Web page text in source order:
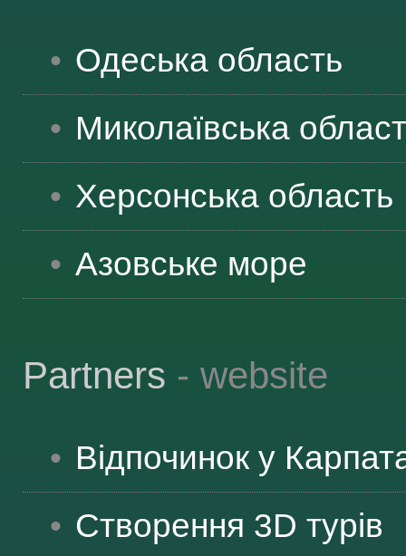
ОГОЛОШЕННЯ
ЯК ДОЇХАТИ
Одеська область
Миколаївська
Херсонська область
Азовське море
Partners - website
Відпочинок у
Створення 3D турів